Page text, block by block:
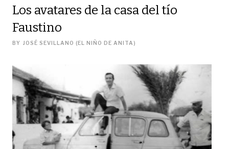
Los avatares de la casa del tío
Faustino
BY JOSÉ SEVILLANO (EL NIÑO DE ANITA)